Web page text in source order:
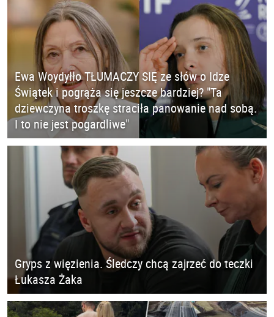
Ewa Woydyłło TŁUMACZY SIĘ ze słów o Idze
Świątek i pogrąża się jeszcze bardziej? "Ta
dziewczyna troszkę straciła panowanie nad sobą.
I to nie jest pogardliwe"
Gryps z więzienia. Śledczy chcą zajrzeć do teczki
Łukasza Żaka